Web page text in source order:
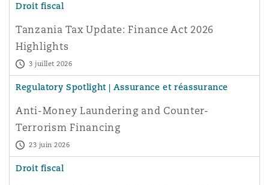
(D. C.)
2 New Bailey
Droit fiscal
Tanzania Tax Update: Finance Act 2026
Highlights
3 juillet 2026
Regulatory Spotlight | Assurance et réassurance
Anti-Money Laundering and Counter-
Terrorism Financing
23 juin 2026
Droit fiscal